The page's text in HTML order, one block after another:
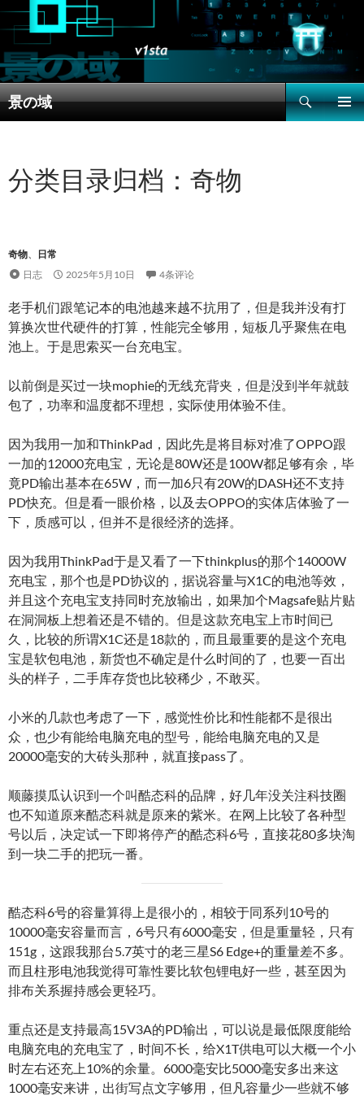
景の域
搜
索
文
分类目录归档：奇物
奇物、
日常
日志
2025年5月10日 4条评论
老手机们跟笔记本的电池越来越不抗用了，但是我并没有打
算换次世代硬件的打算，性能完全够用，短板几乎聚焦在电
池上。于是思索买一台充电宝。
以前倒是买过一块mophie的无线充背夹，但是没到半年就鼓
包了，功率和温度都不理想，实际使用体验不佳。
因为我用一加和ThinkPad，因此先是将目标对准了OPPO跟
一加的12000充电宝，无论是80W还是100W都足够有余，毕
竟PD输出基本在65W，而一加6只有20W的DASH还不支持
PD快充。但是看一眼价格，以及去OPPO的实体店体验了一
下，质感可以，但并不是很经济的选择。
因为我用ThinkPad于是又看了一下thinkplus的那个14000W
充电宝，那个也是PD协议的，据说容量与X1C的电池等效，
并且这个充电宝支持同时充放输出，如果加个Magsafe贴片贴
在洞洞板上想着还是不错的。但是这款充电宝上市时间已
久，比较的所谓X1C还是18款的，而且最重要的是这个充电
宝是软包电池，新货也不确定是什么时间的了，也要一百出
头的样子，二手库存货也比较稀少，不敢买。
小米的几款也考虑了一下，感觉性价比和性能都不是很出
众，也少有能给电脑充电的型号，能给电脑充电的又是
20000毫安的大砖头那种，就直接pass了。
顺藤摸瓜认识到一个叫酷态科的品牌，好几年没关注科技圈
也不知道原来酷态科就是原来的紫米。在网上比较了各种型
号以后，决定试一下即将停产的酷态科6号，直接花80多块淘
到一块二手的把玩一番。
酷态科6号的容量算得上是很小的，相较于同系列10号的
10000毫安容量而言，6号只有6000毫安，但是重量轻，只有
151g，这跟我那台5.7英寸的老三星S6 Edge+的重量差不多。
而且柱形电池我觉得可靠性要比软包锂电好一些，甚至因为
排布关系握持感会更轻巧。
重点还是支持最高15V3A的PD输出，可以说是最低限度能给
电脑充电的充电宝了，时间不长，给X1T供电可以大概一个小
时左右还充上10%的余量。6000毫安比5000毫安多出来这
1000毫安来讲，出街写点文字够用，但凡容量少一些就不够